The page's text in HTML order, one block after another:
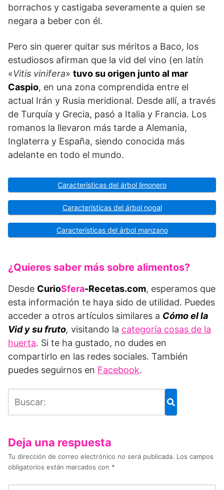
borrachos y castigaba severamente a quien se
negara a beber con él.
Pero sin querer quitar sus méritos a Baco, los
estudiosos afirman que la vid del vino (en latín
«Vitis vinifera» tuvo su origen junto al mar
Caspio, en una zona comprendida entre el
actual Irán y Rusia meridional. Desde allí, a través
de Turquía y Grecia, pasó a Italia y Francia. Los
romanos la llevaron más tarde a Alemania,
Inglaterra y España, siendo conocida más
adelante en todo el mundo.
Características del árbol limonero
Características del árbol nogal
Características del árbol manzano
¿Quieres saber más sobre alimentos?
Desde CurioSfera-Recetas.com, esperamos que
esta información te haya sido de utilidad. Puedes
acceder a otros artículos similares a Cómo el la
Vid y su fruto, visitando la categoría cosas de la
huerta. Si te ha gustado, no dudes en
compartirlo en las redes sociales. También
puedes seguirnos en Facebook.
Deja una respuesta
Tu dirección de correo electrónico no será publicada. Los campos
obligatorios están marcados con *